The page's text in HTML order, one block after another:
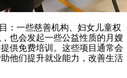
一些慈善机构、妇女儿童权
也会发起一些公益性质的月嫂
供免费培训。这些项目通常会
他们提升就业能力，改善生活